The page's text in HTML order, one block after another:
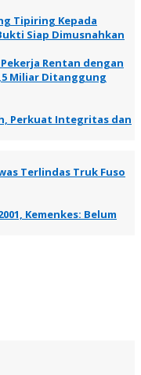
Tipiring Kepada
Siap Dimusnahkan
Rentan dengan
Miliar Ditanggung
Perkuat Integritas dan
Terlindas Truk Fuso
Kemenkes: Belum